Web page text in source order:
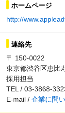
ホームページ
http://
連絡先
〒 150-0022
東京都渋谷区恵比
採用担当
TEL / 03-3868-
E-mail / 企業に問